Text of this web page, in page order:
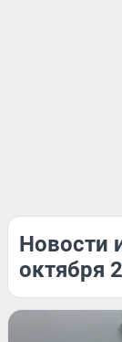
Новости
октября